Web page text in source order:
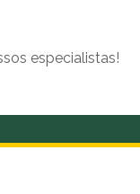
especialistas!